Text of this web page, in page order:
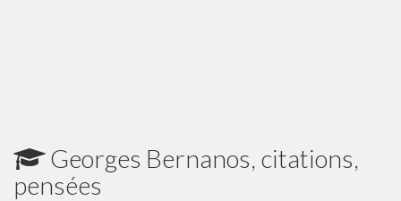
Georges Bernanos, citations,
pensées